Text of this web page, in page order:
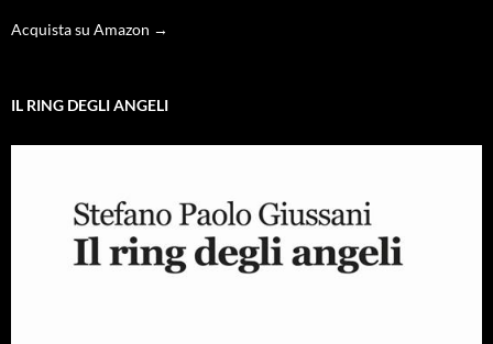
Acquista su Amazon →
IL RING DEGLI ANGELI